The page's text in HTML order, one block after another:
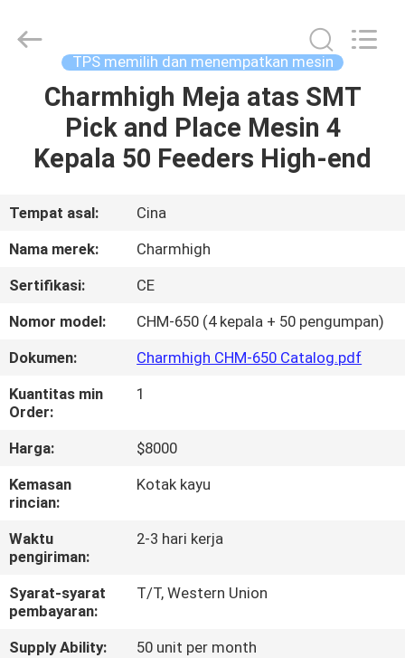
RUMAH
PRODUK
VIDEO
KAMI
TUR
PABRIK
KONTROL
KUALITAS
HUBUNGI
KAMI
BERITA
TECHNOLOGY
LIMITED.
TPS memilih dan menempatkan mesin
Charmhigh Meja atas SMT
Pick and Place Mesin 4
Kepala 50 Feeders High-end
Tempat asal:
Cina
Nama merek:
Charmhigh
Sertifikasi:
CE
Nomor model:
CHM-650 (4 kepala + 50 pengumpan)
Dokumen:
Charmhigh CHM-650 Catalog.pdf
Kuantitas min
Order:
1
Harga:
$8000
Kemasan
rincian:
Kotak kayu
Waktu
pengiriman:
2-3 hari kerja
Syarat-syarat
pembayaran:
T/T, Western Union
Supply Ability:
50 unit per month